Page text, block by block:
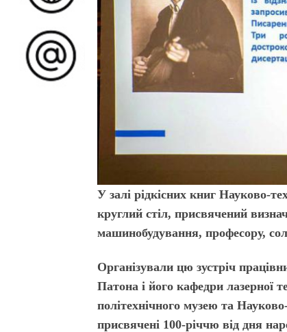
У залі рідкісних книг Науково-
круглий стіл, присвячений
машинобудування, професору,
Організували цю зустріч
Патона і його кафедри лазерної
політехнічного музею та
присвячені 100-річчю від дня